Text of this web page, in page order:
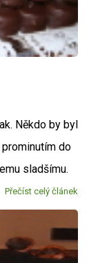
Někdo by byl
do
sladšímu.
Přečíst celý článek